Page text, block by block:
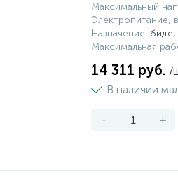
Максимальный
Электропитание, в
Назначение: биде,
Максимальная
14 311 руб. /
В наличии
- +